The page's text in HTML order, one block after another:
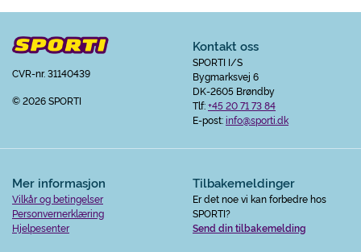
CVR-nr. 31140439
© 2026 SPORTI
Kontakt oss
SPORTI I/S
Bygmarksvej 6
DK-2605 Brøndby
Tlf:+45 20 71 73 84
E-post:info@sporti.dk
Mer informasjon
Vilkår og betingelser
Personvernerklæring
Hjelpesenter
Tilbakemeldinger
Er det noe vi kan forbedre hos
SPORTI?
Send din tilbakemelding